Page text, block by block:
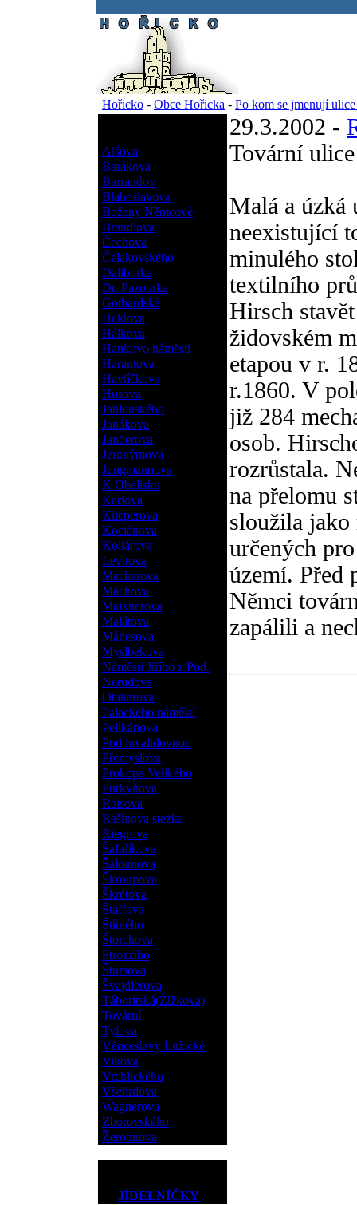
Hořicko - Obce Hořicka - Po kom se jmenují
Alšova
Barákova
Barrandov
Blahoslavova
Boženy Němcové
Brandlova
Čechova
Čelakovského
Daliborka
Dr. Pazourka
Gothardská
Haklova
Hálkova
Hankovo náměstí
Harantova
Havlíčkova
Husova
Jablonského
Janákova
Janderova
Jeronýmova
Jungmannova
K Obelisku
Karlova
Klicperova
Kociánova
Kollárova
Levitova
Macharova
Máchova
Maixnerova
Malátova
Mánesova
Myslbekova
Náměstí Jiřího z Pod.
Nerudova
Otakarova
Palackého náměstí
Pelikánova
Pod invalidovnou
Přemyslova
Prokopa Velikého
Purkyňova
Raisova
Rašínova stezka
Riegrova
Šafaříkova
Šalounova
Škroupova
Škrétova
Štaffova
Štítného
Štorchova
Strozziho
Štursova
Švajdlerova
Táboritská(Žižkova)
Tovární
Tylova
Věnceslavy Lužické
Vikova
Vrchlického
Všehrdova
Wagnerova
Zborovského
Žerotínova
JÍDELNÍČKY
29.3.2002 -
Tovární
Malá a úzká
neexistující
minulého
textilního
Hirsch
židovském
etapou v r.
r.1860. V
již 284
osob.
rozrůstala.
na přelomu
sloužila jako
určených
území. Před
Němci
zapálili a